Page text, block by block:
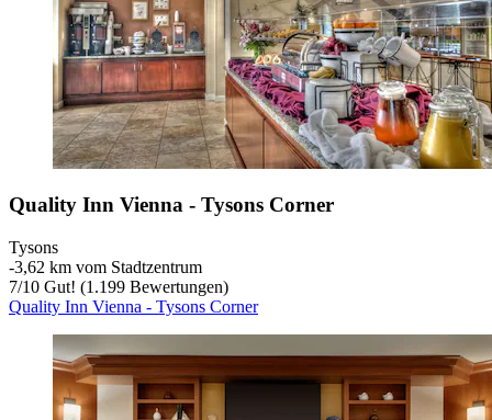
Quality Inn Vienna - Tysons Corner
Tysons
‐3,62 km vom Stadtzentrum
7/10 Gut! (1.199 Bewertungen)
Quality Inn Vienna - Tysons Corner